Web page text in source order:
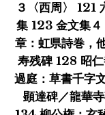
３〈西周〉 121
集 123 金文集
章：虹県詩巻，
寿残碑 128 昭
過庭：草書千字
顕達碑／龍華